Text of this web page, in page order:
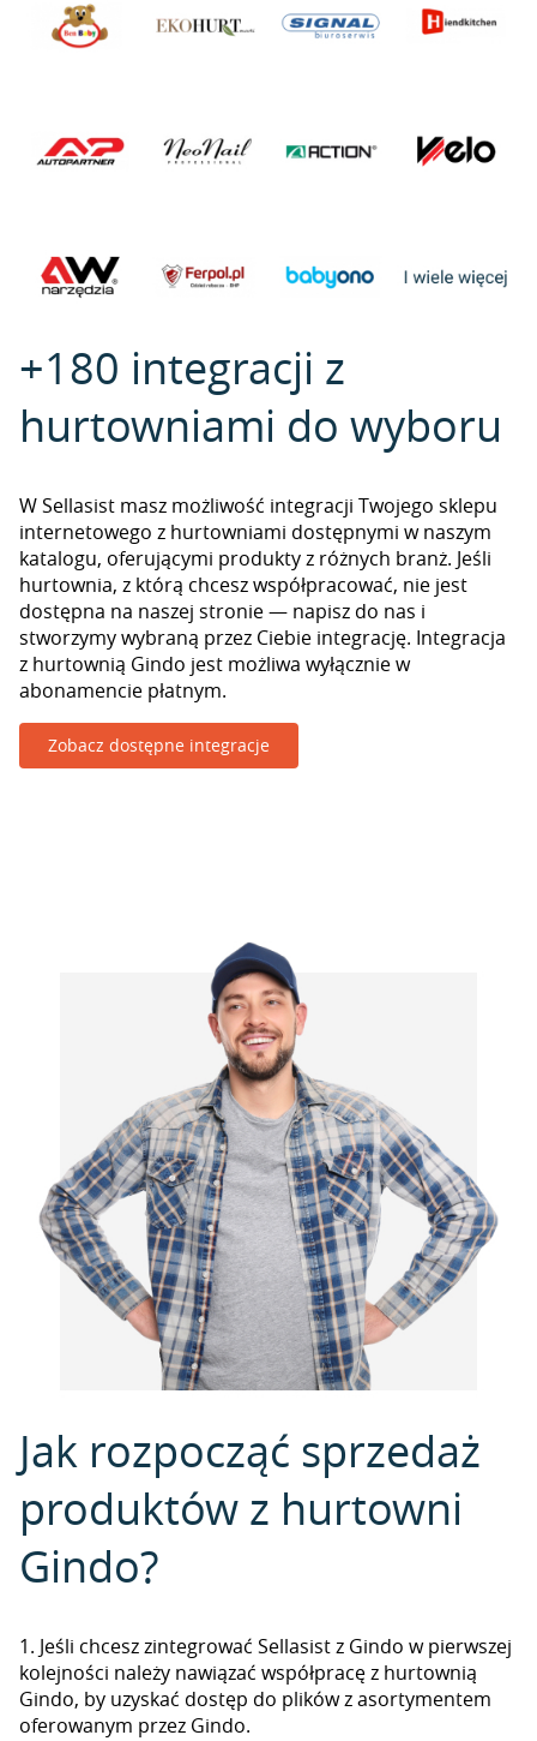
+180 integracji z
hurtowniami do wyboru
W Sellasist masz możliwość integracji Twojego sklepu
internetowego z hurtowniami dostępnymi w naszym
katalogu, oferującymi produkty z różnych branż. Jeśli
hurtownia, z którą chcesz współpracować, nie jest
dostępna na naszej stronie — napisz do nas i
stworzymy wybraną przez Ciebie integrację. Integracja
z hurtownią Gindo jest możliwa wyłącznie w
abonamencie płatnym.
Zobacz dostępne integracje
Jak rozpocząć sprzedaż
produktów z hurtowni
Gindo?
1. Jeśli chcesz zintegrować Sellasist z Gindo w pierwszej
kolejności należy nawiązać współpracę z hurtownią
Gindo, by uzyskać dostęp do plików z asortymentem
oferowanym przez Gindo.